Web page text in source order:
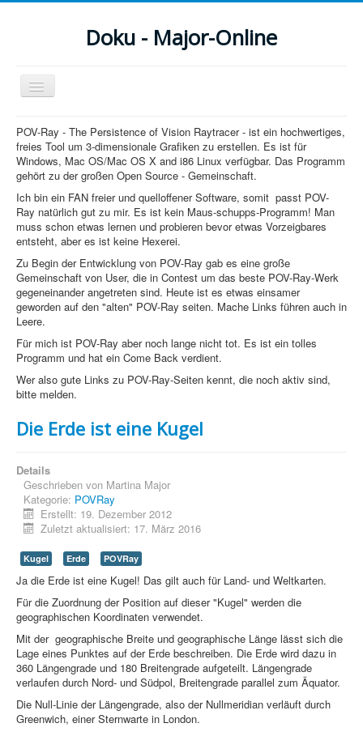
Doku - Major-Online
Navigation
an/aus
Home
PovRay
PHP
Webdesign
CMS
Grafik
JavaScript
Sicherheit
Home
PHP
Webdesign
CMS
Grafik
JavaScript
Sicherheit
Home
POV-Ray - The Persistence of Vision Raytracer - ist ein hochwertiges,
freies Tool um 3-dimensionale Grafiken zu erstellen. Es ist für
Windows, Mac OS/Mac OS X and i86 Linux verfügbar. Das Programm
gehört zu der großen Open Source - Gemeinschaft.
Ich bin ein FAN freier und quelloffener Software, somit passt POV-
Ray natürlich gut zu mir. Es ist kein Maus-schupps-Programm! Man
muss schon etwas lernen und probieren bevor etwas Vorzeigbares
entsteht, aber es ist keine Hexerei.
Zu Begin der Entwicklung von POV-Ray gab es eine große
Gemeinschaft von User, die in Contest um das beste POV-Ray-Werk
gegeneinander angetreten sind. Heute ist es etwas einsamer
geworden auf den "alten" POV-Ray seiten. Mache Links führen auch in
Leere.
Für mich ist POV-Ray aber noch lange nicht tot. Es ist ein tolles
Programm und hat ein Come Back verdient.
Wer also gute Links zu POV-Ray-Seiten kennt, die noch aktiv sind,
bitte melden.
Die Erde ist eine Kugel
Details
Geschrieben von Martina Major
Kategorie: POVRay
Erstellt: 19. Dezember 2012
Zuletzt aktualisiert: 17. März 2016
Kugel Erde POVRay
Ja die Erde ist eine Kugel! Das gilt auch für Land- und Weltkarten.
Für die Zuordnung der Position auf dieser "Kugel" werden die
geographischen Koordinaten verwendet.
Mit der geographische Breite und geographische Länge lässt sich die
Lage eines Punktes auf der Erde beschreiben. Die Erde wird dazu in
360 Längengrade und 180 Breitengrade aufgeteilt. Längengrade
verlaufen durch Nord- und Südpol, Breitengrade parallel zum Äquator.
Die Null-Linie der Längengrade, also der Nullmeridian verläuft durch
Greenwich, einer Sternwarte in London.